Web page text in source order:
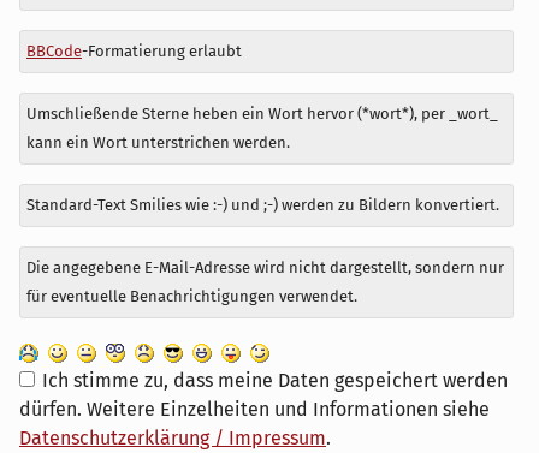
BBCode-Formatierung erlaubt
Umschließende Sterne heben ein Wort hervor (*wort*), per _wort_
kann ein Wort unterstrichen werden.
Standard-Text Smilies wie :-) und ;-) werden zu Bildern konvertiert.
Die angegebene E-Mail-Adresse wird nicht dargestellt, sondern nur
für eventuelle Benachrichtigungen verwendet.
Ich stimme zu, dass meine Daten gespeichert werden
dürfen. Weitere Einzelheiten und Informationen siehe
Datenschutzerklärung / Impressum.